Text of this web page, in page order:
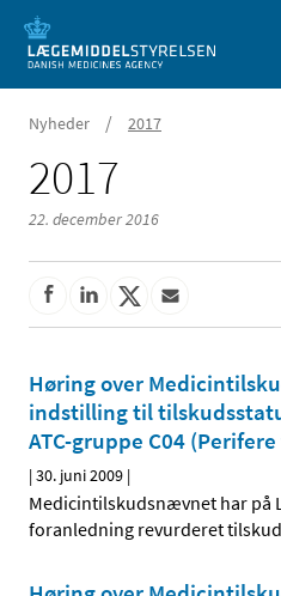
Nyheder / 2017
2017
22. december 2016
Høring over
indstilling til
ATC-gruppe C04
|30. juni 2009 |
Medicintilskudsnævnet har på
foranledning revurderet